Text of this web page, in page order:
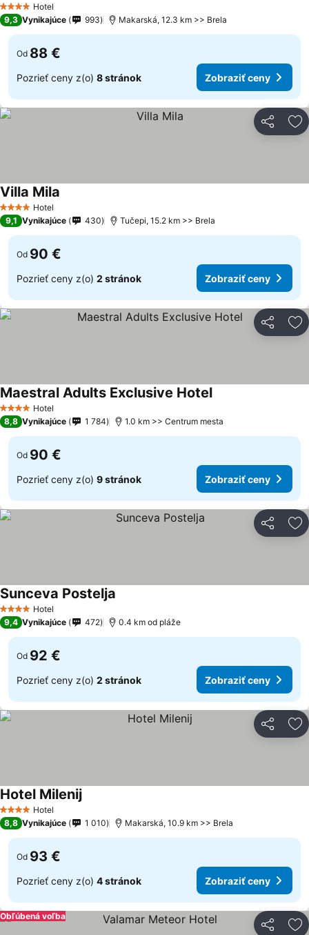
4 Počet hviezdičiek
Hotel
9,3 Vynikajúce 993 Makarská, 12.3 km >> Brela
Od 88 €
Pozrieť ceny z(o) 8 stránok Zobraziť ceny
Zdieľať
4 Počet hviezdičiek
Hotel
Villa Mila
9,1 Vynikajúce 430 Tučepi, 15.2 km >> Brela
Od 90 €
Pozrieť ceny z(o) 2 stránok Zobraziť ceny
Zdieľať
4 Počet hviezdičiek
Hotel
Maestral Adults Exclusive Hotel
8,8 Vynikajúce 1 784 1.0 km >> Centrum mesta
Od 90 €
Pozrieť ceny z(o) 9 stránok Zobraziť ceny
Zdieľať
4 Počet hviezdičiek
Hotel
Sunceva Postelja
9,4 Vynikajúce 472 0.4 km od pláže
Od 92 €
Pozrieť ceny z(o) 2 stránok Zobraziť ceny
Zdieľať
4 Počet hviezdičiek
Hotel
Hotel Milenij
8,8 Vynikajúce 1 010 Makarská, 10.9 km >> Brela
Od 93 €
Pozrieť ceny z(o) 4 stránok Zobraziť ceny
Zdieľať
Obľúbená voľba